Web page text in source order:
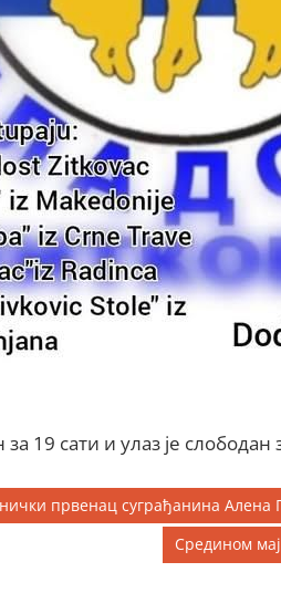
за 19 сати и улаз је
првенац суграђанина Алена
Next
Post:
Средином